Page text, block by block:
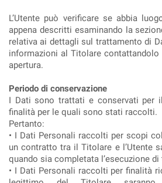
L’Utente può verificare se abbia
appena descritti esaminando la
relativa ai dettagli sul trattamento di
informazioni al Titolare
apertura.
Periodo di conservazione
I Dati sono trattati e conservati per
finalità per le quali sono stati raccolti.
Pertanto:
• I Dati Personali raccolti per scopi
un contratto tra il Titolare e l’Utente
quando sia completata l’esecuzione
• I Dati Personali raccolti per finalità